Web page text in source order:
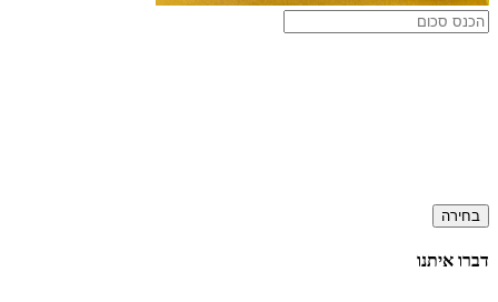
בחירה
דברו איתנו